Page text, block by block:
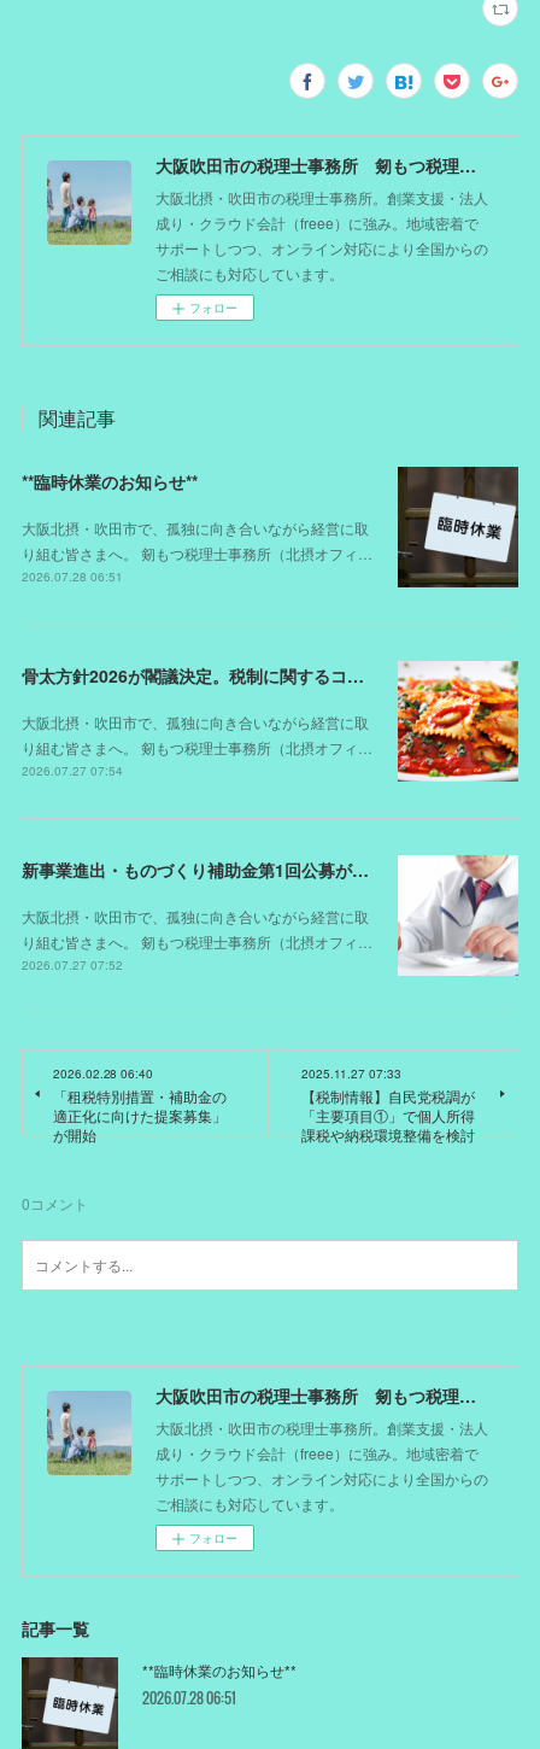
大阪吹田市の税理士事務所 剱もつ税理士（北摂オフィス）―かつてdoctorを目指した税理士が企業のホームドクターとしてあなたの事業をサポート。税理士が直接担当する『かかりつけ税理士』
大阪北摂・吹田市の税理士事務所。創業支援・法人
成り・クラウド会計（freee）に強み。地域密着で
サポートしつつ、オンライン対応により全国からの
ご相談にも対応しています。
フォロー
関連記事
**臨時休業のお知らせ**
大阪北摂・吹田市で、孤独に向き合いながら経営に取
り組む皆さまへ。 剱もつ税理士事務所（北摂オフィ…
2026.07.28 06:51
骨太方針2026が閣議決定。税制に関するコメントは？
大阪北摂・吹田市で、孤独に向き合いながら経営に取
り組む皆さまへ。 剱もつ税理士事務所（北摂オフィ…
2026.07.27 07:54
新事業進出・ものづくり補助金第1回公募が開始されました（スケジュールが変更されました）
大阪北摂・吹田市で、孤独に向き合いながら経営に取
り組む皆さまへ。 剱もつ税理士事務所（北摂オフィ…
2026.07.27 07:52
2026.02.28 06:40
「租税特別措置・補助金の
適正化に向けた提案募集」
が開始
2025.11.27 07:33
【税制情報】自民党税調が
「主要項目①」で個人所得
課税や納税環境整備を検討
0コメント
大阪吹田市の税理士事務所 剱もつ税理士（北摂オフィス）―かつてdoctorを目指した税理士が企業のホームドクターとしてあなたの事業をサポート。税理士が直接担当する『かかりつけ税理士』
大阪北摂・吹田市の税理士事務所。創業支援・法人
成り・クラウド会計（freee）に強み。地域密着で
サポートしつつ、オンライン対応により全国からの
ご相談にも対応しています。
フォロー
記事一覧
**臨時休業のお知らせ**
2026.07.28 06:51